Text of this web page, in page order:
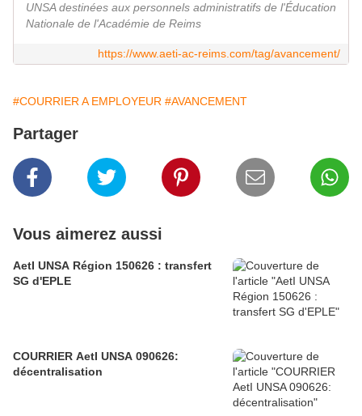
UNSA destinées aux personnels administratifs de l'Éducation
Nationale de l'Académie de Reims
https://www.aeti-ac-reims.com/tag/avancement/
#COURRIER A EMPLOYEUR #AVANCEMENT
Partager
Vous aimerez aussi
AetI UNSA Région 150626 : transfert
SG d'EPLE
COURRIER AetI UNSA 090626:
décentralisation